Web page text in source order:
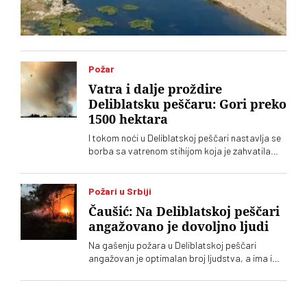
Požar
Vatra i dalje proždire
Deliblatsku peščaru: Gori preko
1500 hektara
I tokom noći u Deliblatskoj peščari nastavlja se
borba sa vatrenom stihijom koja je zahvatila
Požari u Srbiji
Čaušić: Na Deliblatskoj peščari
angažovano je dovoljno ljudi
Na gašenju požara u Deliblatskoj peščari
angažovan je optimalan broj ljudstva, a ima i